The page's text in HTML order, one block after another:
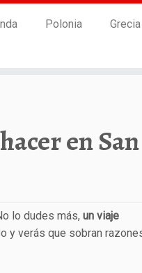
Polonia Grecia
en San
lo dudes más, un viaje
y verás que sobran